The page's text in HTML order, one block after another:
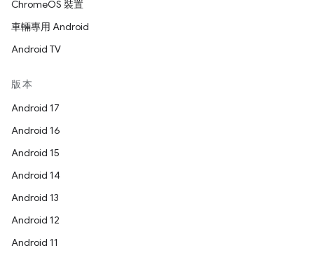
ChromeOS 裝置
車輛專用 Android
Android TV
版本
Android 17
Android 16
Android 15
Android 14
Android 13
Android 12
Android 11